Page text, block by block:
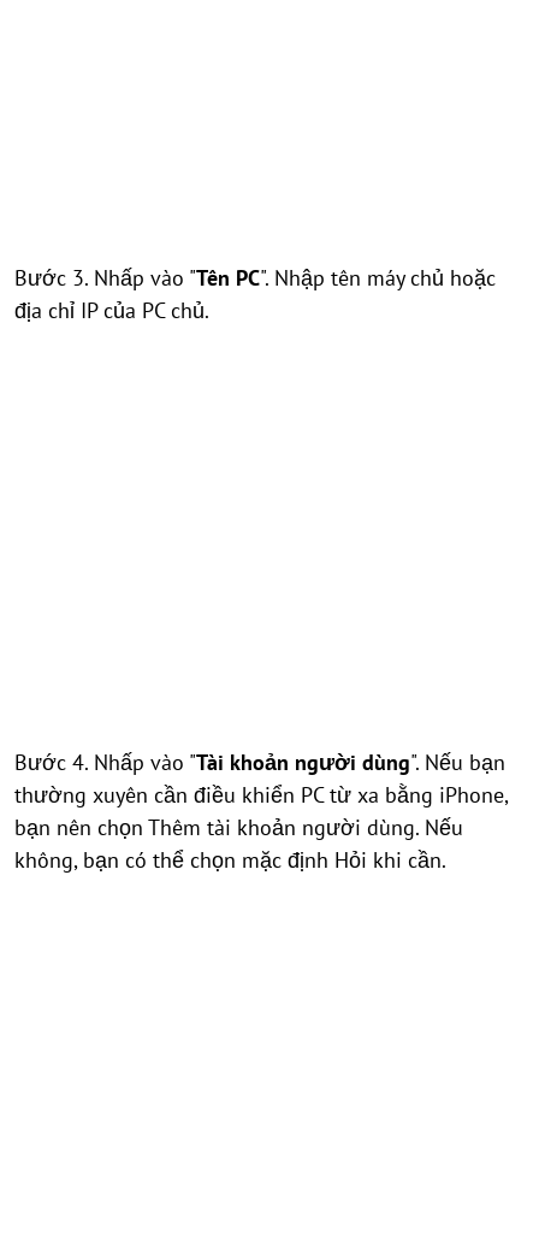
Bước 3. Nhấp vào "Tên PC". Nhập tên máy chủ hoặc
địa chỉ IP của PC chủ.
Bước 4. Nhấp vào "Tài khoản người dùng". Nếu bạn
thường xuyên cần điều khiển PC từ xa bằng iPhone,
bạn nên chọn Thêm tài khoản người dùng. Nếu
không, bạn có thể chọn mặc định Hỏi khi cần.